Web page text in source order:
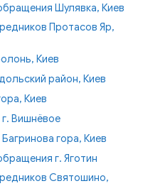
Шулявка, Киев
Протасов Яр,
Киев
район, Киев
Киев
Вишнёвое
гора, Киев
г. Яготин
Святошино,